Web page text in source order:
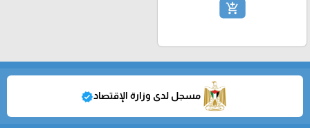
add_shopping_cart
مسجل لدى وزارة الإقتصادverified